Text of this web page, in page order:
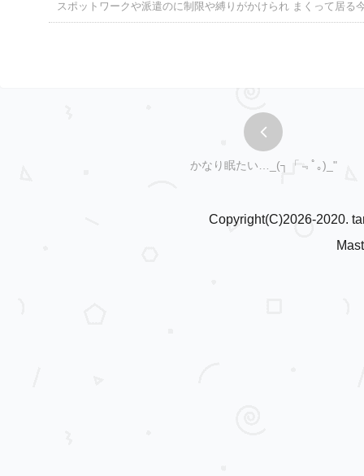
スポットワークや派遣のに制限や縛りがかけられ まくって居る
かなり眠たい…_(┐「﹃ﾟ｡)_"
Copyright(C)2026-2020.